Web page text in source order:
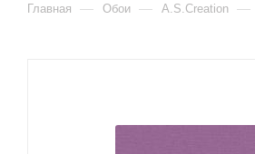
Главная — Обои — A.S.Creation —